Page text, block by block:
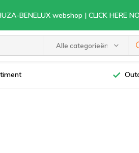
Alle categorieën
BENELUX webshop | CLICK HERE